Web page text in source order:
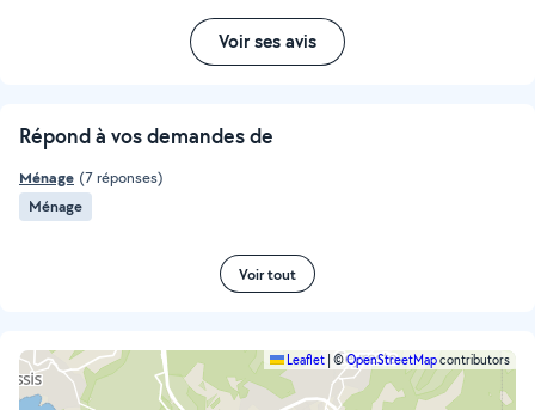
Voir ses avis
Répond à vos demandes de
Ménage (7 réponses)
Ménage
Voir tout
Leaflet ©OpenStreetMapcontributors